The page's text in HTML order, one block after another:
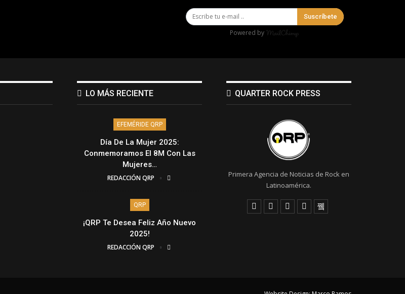
Suscríbete
Powered by
LO MÁS RECIENTE
EFEMÉRIDE QRP
Día De La Mujer 2025:
Conmemoramos El 8M Con Las
Mujeres…
REDACCIÓN QRP
QRP
¡QRP Te Desea Feliz Año Nuevo
2025!
REDACCIÓN QRP
QUARTER ROCK PRESS
Primera Agencia de Noticias de Rock en
Latinoamérica.